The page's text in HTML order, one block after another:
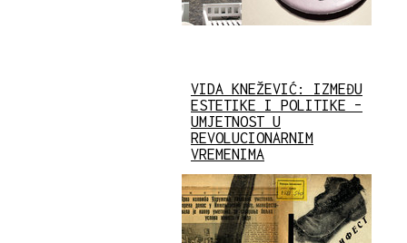
VIDA KNEŽEVIĆ: IZMEĐU
ESTETIKE I POLITIKE –
UMJETNOST U
REVOLUCIONARNIM
VREMENIMA